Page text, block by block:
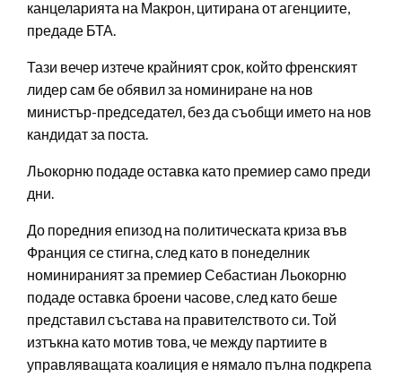
канцеларията на Макрон, цитирана от агенциите,
предаде БТА.
Тази вечер изтече крайният срок, който френският
лидер сам бе обявил за номиниране на нов
министър-председател, без да съобщи името на нов
кандидат за поста.
Льокорню подаде оставка като премиер само преди
дни.
До поредния епизод на политическата криза във
Франция се стигна, след като в понеделник
номинираният за премиер Себастиан Льокорню
подаде оставка броени часове, след като беше
представил състава на правителството си. Той
изтъкна като мотив това, че между партиите в
управляващата коалиция е нямало пълна подкрепа